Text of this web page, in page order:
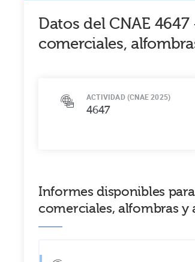
Datos del CNAE 4647
comerciales,
ACTIVIDAD (CNAE 2025)
4647
Informes disponibles
comerciales, alfombras